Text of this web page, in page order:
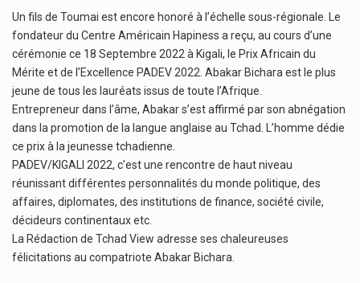
Un fils de Toumai est encore honoré à l’échelle sous-régionale. Le
fondateur du Centre Américain Hapiness a reçu, au cours d’une
cérémonie ce 18 Septembre 2022 à Kigali, le Prix Africain du
Mérite et de l’Excellence PADEV 2022. Abakar Bichara est le plus
jeune de tous les lauréats issus de toute l’Afrique.
Entrepreneur dans l’âme, Abakar s’est affirmé par son abnégation
dans la promotion de la langue anglaise au Tchad. L’homme dédie
ce prix à la jeunesse tchadienne.
PADEV/KIGALI 2022, c’est une rencontre de haut niveau
réunissant différentes personnalités du monde politique, des
affaires, diplomates, des institutions de finance, société civile,
décideurs continentaux etc.
La Rédaction de Tchad View adresse ses chaleureuses
félicitations au compatriote Abakar Bichara.